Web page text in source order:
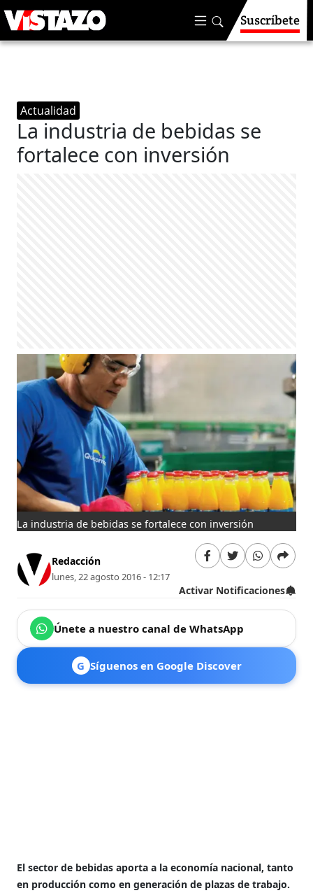
Suscríbete
Actualidad
La industria de bebidas se
fortalece con inversión
La industria de bebidas se fortalece con inversión
Redacción
lunes, 22 agosto 2016 - 12:17
Activar Notificaciones
Únete a nuestro canal de WhatsApp
G Síguenos en Google Discover
El sector de bebidas aporta a la economía nacional, tanto
en producción como en generación de plazas de trabajo.